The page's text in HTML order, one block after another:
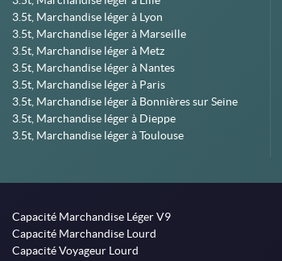
3.5t, Marchandise léger à Lyon
3.5t, Marchandise léger à Marseille
3.5t, Marchandise léger à Metz
3.5t, Marchandise léger à Nantes
3.5t, Marchandise léger à Paris
3.5t, Marchandise léger à Bonnières sur Seine
3.5t, Marchandise léger à Dieppe
3.5t, Marchandise léger à Toulouse
Capacité Marchandise Léger V9
Capacité Marchandise Lourd
Capacité Voyageur Lourd